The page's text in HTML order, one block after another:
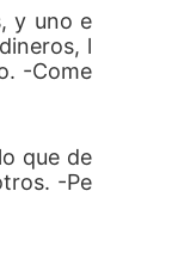
y uno e
l
-Come
que de
-Pe